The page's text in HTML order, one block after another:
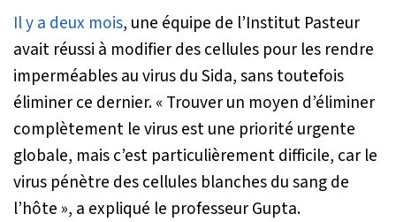
Il y a deux mois, une équipe de l’Institut Pasteur
avait réussi à modifier des cellules pour les rendre
imperméables au virus du Sida, sans toutefois
éliminer ce dernier.« Trouver un moyen d’éliminer
complètement le virus est une priorité urgente
globale, mais c’est particulièrement difficile, car le
virus pénètre des cellules blanches du sang de
l’hôte », a expliqué le professeur Gupta.